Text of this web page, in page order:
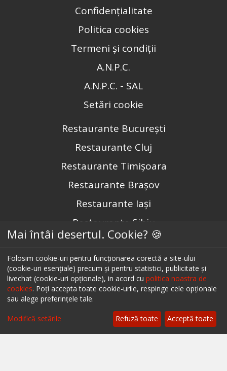
Confidențialitate
Politica cookies
Termeni și condiții
A.N.P.C.
A.N.P.C. - SAL
Setări cookie
Restaurante București
Restaurante Cluj
Restaurante Timișoara
Restaurante Brașov
Restaurante Iași
Restaurante Sibiu
Restaurante Valea Prahovei
Restaurante Litoral
Restaurante Bacău
Restaurante Suceava
Restaurante Oradea
Restaurante Galati
Mai întâi desertul. Cookie? 🍪
Folosim cookie-uri pentru funcționarea corectă a site-ului
(cookie-uri esențiale) precum și pentru statistici, publicitate și
livechat (cookie-uri opționale), in acord cu politica noastra de
cookies. Poți accepta toate cookie-urile, respinge cele opționale
sau alege preferințele tale.
Modifică setările Refuză toate Acceptă toate